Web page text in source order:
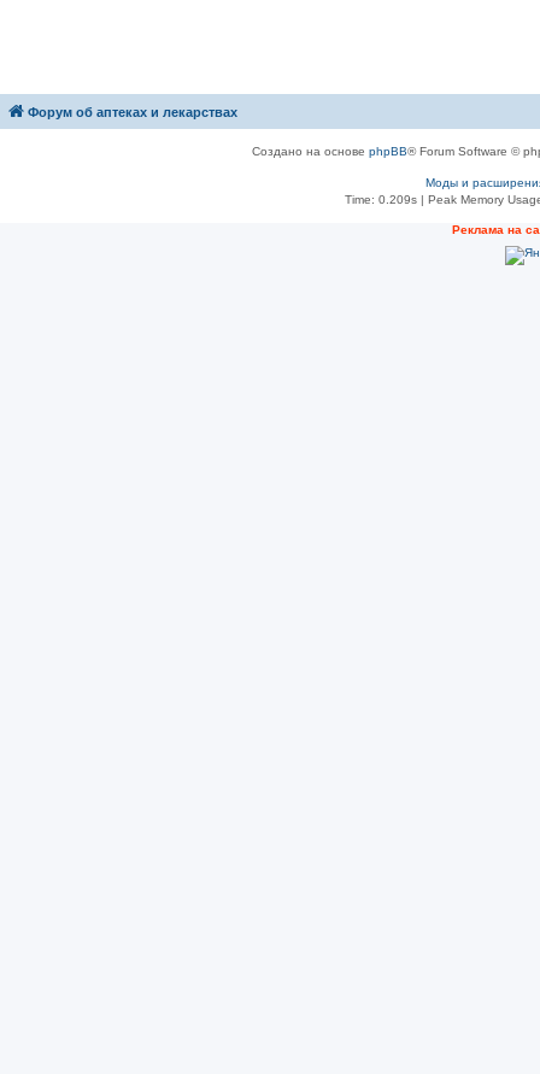
Форум об аптеках и лекарствах
Создано на основе phpBB® Forum Software ©
Моды и
Time: 0.209s| Peak Memory
Рeклама на